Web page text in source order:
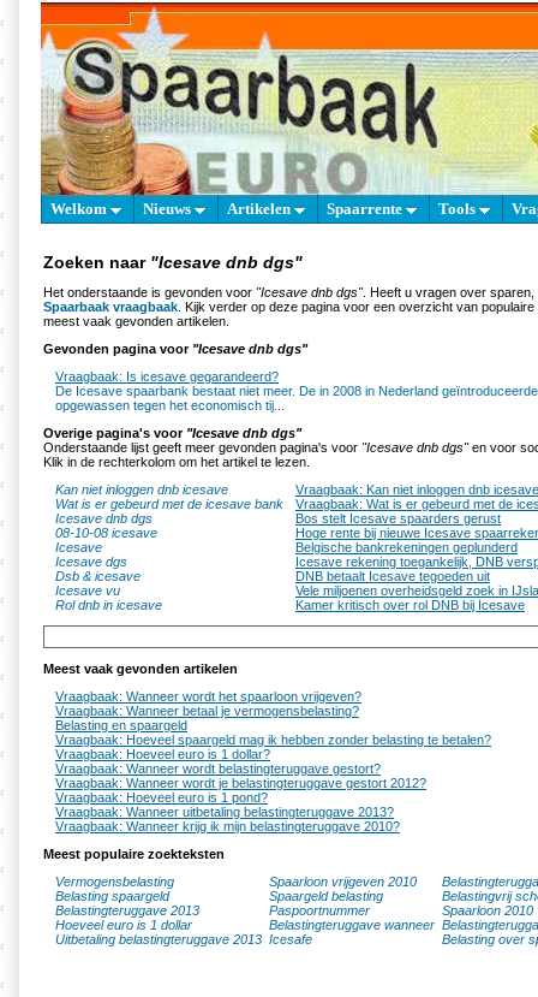
Welkom Nieuws Artikelen Spaarrente Tools
Zoeken naar "Icesave dnb dgs"
Het onderstaande is gevonden voor "Icesave dnb dgs". Heeft u vragen over sparen,
Spaarbaak vraagbaak . Kijk verder op deze pagina voor een overzicht van
meest vaak gevonden artikelen.
Gevonden pagina voor "Icesave dnb dgs"
Vraagbaak: Is icesave gegarandeerd?
De Icesave spaarbank bestaat niet meer. De in 2008 in Nederland
opgewassen tegen het economisch tij...
Overige pagina's voor "Icesave dnb dgs"
Onderstaande lijst geeft meer gevonden pagina's voor "Icesave dnb dgs"en voor
Klik in de rechterkolom om het artikel te lezen.
Kan niet inloggen dnb icesave
Vraagbaak: Kan niet inloggen dnb
Wat is er gebeurd met de icesave bank
Vraagbaak: Wat is er gebeurd met de
Icesave dnb dgs
Bos stelt Icesave spaarders gerust
08-10-08 icesave
Hoge rente bij nieuwe Icesave
Icesave
Belgische bankrekeningen geplunderd
Icesave dgs
Icesave rekening toegankelijk, DNB
Dsb & icesave
DNB betaalt Icesave tegoeden uit
Icesave vu
Vele miljoenen overheidsgeld zoek in
Rol dnb in icesave
Kamer kritisch over rol DNB bij Icesave
Meest vaak gevonden artikelen
Vraagbaak: Wanneer wordt het spaarloon vrijgeven?
Vraagbaak: Wanneer betaal je vermogensbelasting?
Belasting en spaargeld
Vraagbaak: Hoeveel spaargeld mag ik hebben zonder belasting te betalen?
Vraagbaak: Hoeveel euro is 1 dollar?
Vraagbaak: Wanneer wordt belastingteruggave gestort?
Vraagbaak: Wanneer wordt je belastingteruggave gestort 2012?
Vraagbaak: Hoeveel euro is 1 pond?
Vraagbaak: Wanneer uitbetaling belastingteruggave 2013?
Vraagbaak: Wanneer krijg ik mijn belastingteruggave 2010?
Meest populaire zoekteksten
Vermogensbelasting
Spaarloon vrijgeven 2010
Belasting spaargeld
Spaargeld belasting
Belastingvrij
Belastingteruggave 2013
Paspoortnummer
Spaarloon 2010
Hoeveel euro is 1 dollar
Belastingteruggave wanneer
Uitbetaling belastingteruggave 2013 Icesafe Belasting over